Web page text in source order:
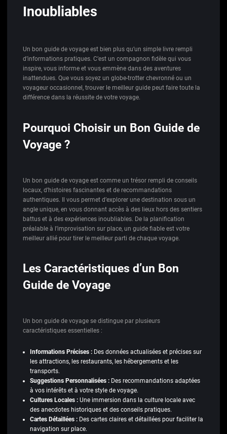
Inoubliables
Un bon guide de voyage est bien plus qu’un simple livre rempli
d’informations pratiques. C’est un compagnon fidèle qui vous
inspire, vous informe et vous emmène dans des aventures
inattendues. Que vous soyez un globe-trotter chevronné ou un
voyageur occasionnel, trouver le meilleur guide peut faire toute la
différence dans la réussite de votre voyage.
Pourquoi Choisir un Bon Guide de
Voyage ?
Un bon guide de voyage est comme un trésor rempli de conseils
locaux, d’histoires fascinantes et de recommandations
authentiques. Il vous permet d’explorer une destination sous un
angle unique, en vous donnant accès à des lieux hors des sentiers
battus et à des expériences inoubliables. De la planification
préalable à l’improvisation sur place, un guide fiable est votre
meilleur allié pour tirer le meilleur parti de chaque voyage.
Les Caractéristiques d’un Bon
Guide de Voyage
Un bon guide de voyage se distingue par plusieurs
caractéristiques essentielles :
Informations Précises :Des données actualisées et précises sur
les attractions, les restaurants, les hébergements et les
transports.
Suggestions Personnalisées :Des recommandations adaptées
à vos intérêts et à votre style de voyage.
Cultures Locales :Une immersion dans la culture locale avec
des anecdotes historiques et des conseils pratiques.
Cartes Détaillées :Des cartes claires et détaillées pour faciliter la
navigation sur place.